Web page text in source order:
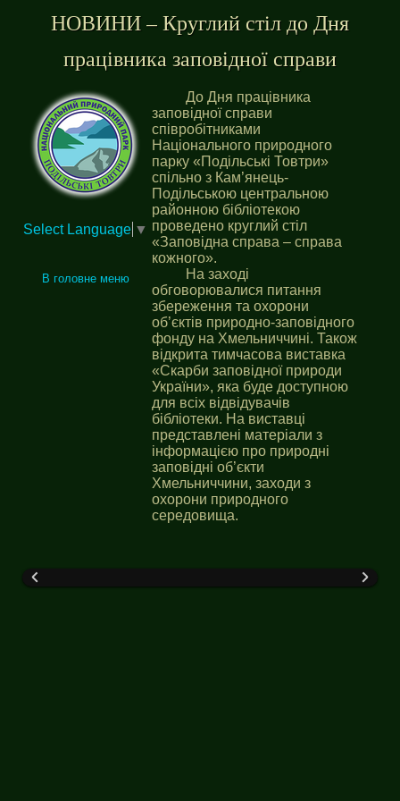
НОВИНИ – Круглий стіл до Дня
працівника заповідної справи
Select Language ▼
В головне меню
До Дня працівника
заповідної справи
співробітниками
Національного природного
парку «Подільські Товтри»
спільно з Кам’янець-
Подільською центральною
районною бібліотекою
проведено круглий стіл
«Заповідна справа – справа
кожного».
На заході
обговорювалися питання
збереження та охорони
об’єктів природно-заповідного
фонду на Хмельниччині. Також
відкрита тимчасова виставка
«Скарби заповідної природи
України», яка буде доступною
для всіх відвідувачів
бібліотеки. На виставці
представлені матеріали з
інформацією про природні
заповідні об’єкти
Хмельниччини, заходи з
охорони природного
середовища.